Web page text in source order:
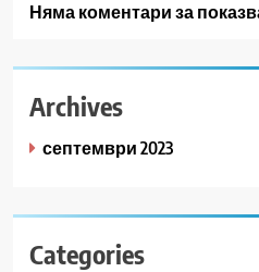
Няма коментари за
Archives
септември 2023
Categories